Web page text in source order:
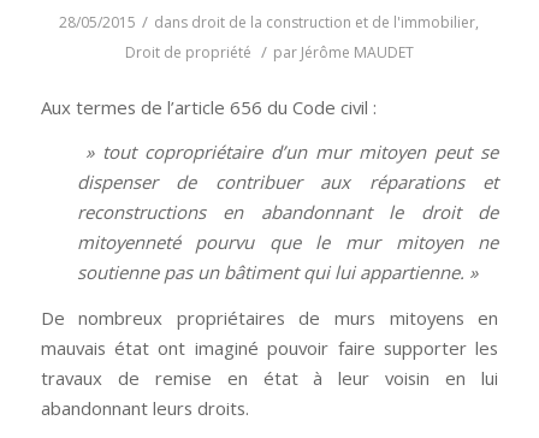
28/05/2015 / dans droit de la construction et de l'immobilier,
Droit de propriété / par Jérôme MAUDET
Aux termes de l’article 656 du Code civil :
» tout copropriétaire d’un mur mitoyen peut se
dispenser de contribuer aux réparations et
reconstructions en abandonnant le droit de
mitoyenneté pourvu que le mur mitoyen ne
soutienne pas un bâtiment qui lui appartienne. »
De nombreux propriétaires de murs mitoyens en
mauvais état ont imaginé pouvoir faire supporter les
travaux de remise en état à leur voisin en lui
abandonnant leurs droits.